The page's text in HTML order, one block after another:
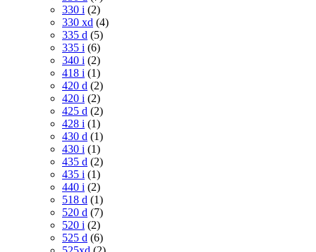
330 i (2)
330 xd (4)
335 d (5)
335 i (6)
340 i (2)
418 i (1)
420 d (2)
420 i (2)
425 d (2)
428 i (1)
430 d (1)
430 i (1)
435 d (2)
435 i (1)
440 i (2)
518 d (1)
520 d (7)
520 i (2)
525 d (6)